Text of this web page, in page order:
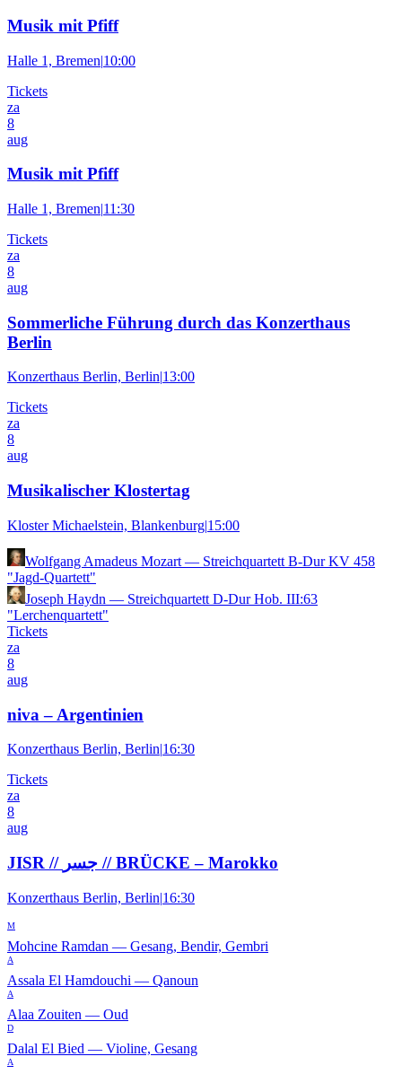
Musik mit Pfiff
Halle 1, Bremen|10:00
Tickets
za
8
aug
Musik mit Pfiff
Halle 1, Bremen|11:30
Tickets
za
8
aug
Sommerliche Führung durch das Konzerthaus
Berlin
Konzerthaus Berlin, Berlin|13:00
Tickets
za
8
aug
Musikalischer Klostertag
Kloster Michaelstein, Blankenburg|15:00
Wolfgang Amadeus Mozart — Streichquartett B-Dur KV 458
"Jagd-Quartett"
Joseph Haydn — Streichquartett D-Dur Hob. III:63
"Lerchenquartett"
Tickets
za
8
aug
niva – Argentinien
Konzerthaus Berlin, Berlin|16:30
Tickets
za
8
aug
JISR // جسر // BRÜCKE – Marokko
Konzerthaus Berlin, Berlin|16:30
M
Mohcine Ramdan — Gesang, Bendir, Gembri
A
Assala El Hamdouchi — Qanoun
A
Alaa Zouiten — Oud
D
Dalal El Bied — Violine, Gesang
A